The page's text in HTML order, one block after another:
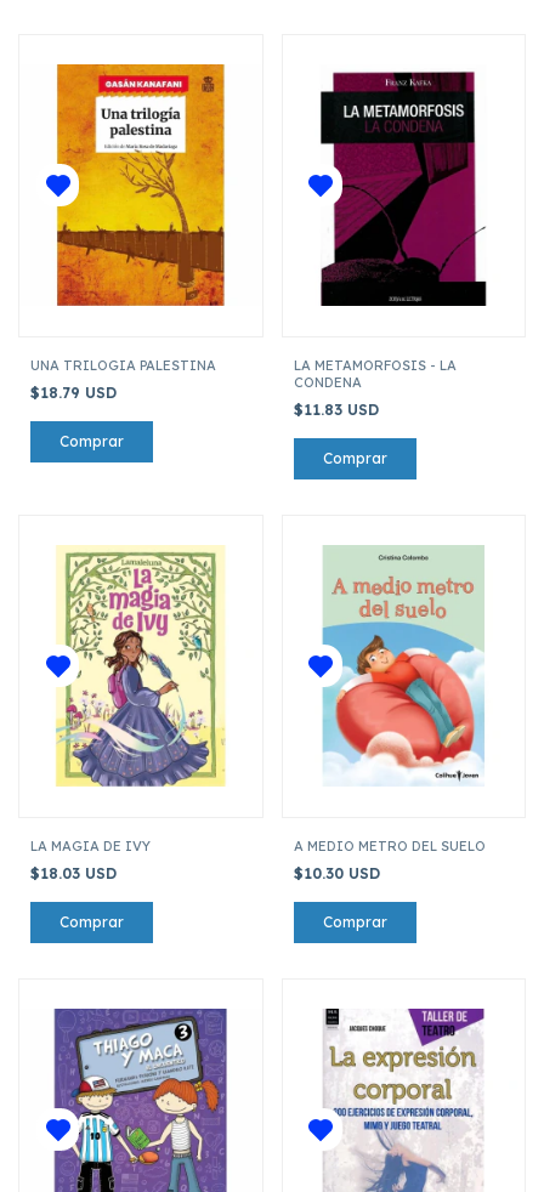
UNA TRILOGIA PALESTINA
$18.79 USD
LA METAMORFOSIS - LA
CONDENA
$11.83 USD
LA MAGIA DE IVY
$18.03 USD
A MEDIO METRO DEL SUELO
$10.30 USD